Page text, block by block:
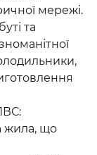
мережі.
та
жила, що